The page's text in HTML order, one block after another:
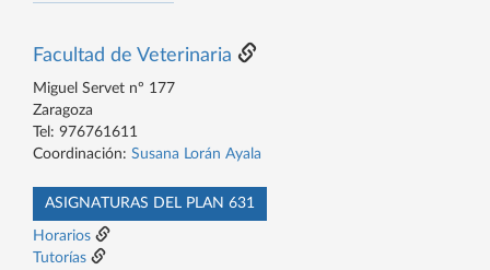
Facultad de Veterinaria
Miguel Servet nº 177
Zaragoza
Tel: 976761611
Coordinación: Susana Lorán Ayala
ASIGNATURAS DEL PLAN 631
Horarios
Tutorías